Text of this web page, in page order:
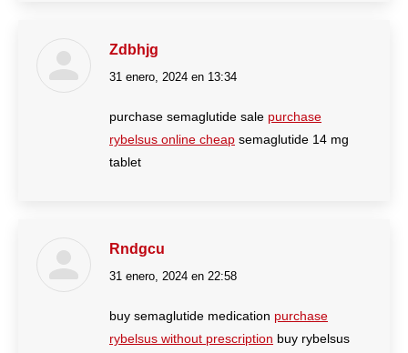
Zdbhjg
dice:
31 enero, 2024 en 13:34
purchase semaglutide sale purchase
rybelsus online cheap semaglutide 14 mg
tablet
Rndgcu
dice:
31 enero, 2024 en 22:58
buy semaglutide medication purchase
rybelsus without prescription buy rybelsus